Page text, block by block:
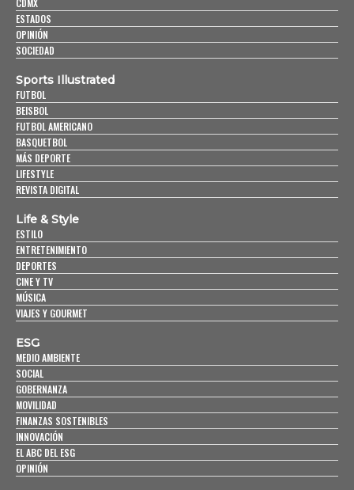
CDMX
ESTADOS
OPINIÓN
SOCIEDAD
Sports Illustrated
FUTBOL
BEISBOL
FUTBOL AMERICANO
BASQUETBOL
MÁS DEPORTE
LIFESTYLE
REVISTA DIGITAL
Life & Style
ESTILO
ENTRETENIMIENTO
DEPORTES
CINE Y TV
MÚSICA
VIAJES Y GOURMET
ESG
MEDIO AMBIENTE
SOCIAL
GOBERNANZA
MOVILIDAD
FINANZAS SOSTENIBLES
INNOVACIÓN
EL ABC DEL ESG
OPINIÓN